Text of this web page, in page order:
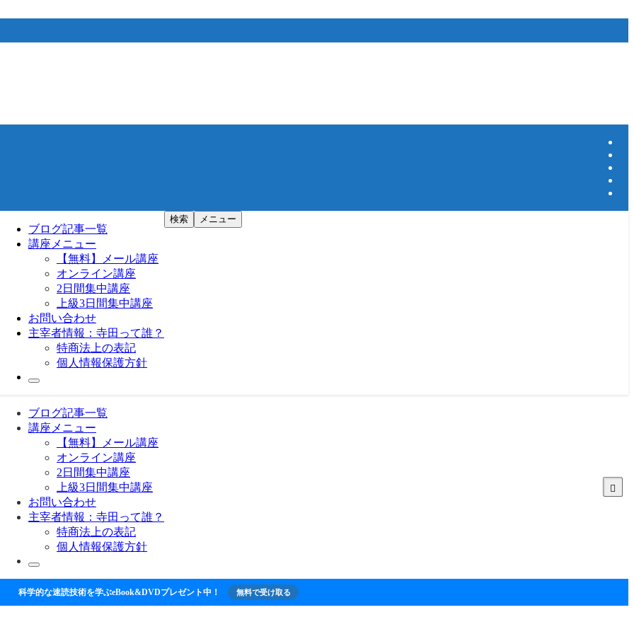
ブログ記事一覧
講座メニュー
【無料】メール講座
オンライン講座
2日間集中講座
上級3日間集中講座
お問い合わせ
主宰者情報：寺田って誰？
特商法上の表記
個人情報保護方針
検索 メニュー
ブログ記事一覧
講座メニュー
【無料】メール講座
オンライン講座
2日間集中講座
上級3日間集中講座
お問い合わせ
主宰者情報：寺田って誰？
特商法上の表記
個人情報保護方針
科学的な速読技術を学ぶeBook&DVDプレゼント中！ 無料で受け取る